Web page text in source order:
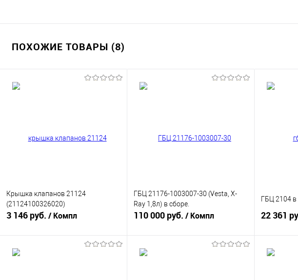
ПОХОЖИЕ ТОВАРЫ (8)
Крышка клапанов 21124
(21124100326020)
3 146 руб. / Компл
ГБЦ 21176-1003007-30 (Vesta, X-
Ray 1,8л) в сборе.
110 000 руб. / Компл
ГБЦ 2104
22 361